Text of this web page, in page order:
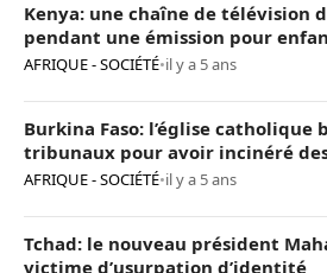
Kenya: une chaîne de télévision
pendant une émission pour
AFRIQUE - SOCIÉTÉ•il y a 5 ans
Burkina Faso: l’église
tribunaux pour avoir incinéré
AFRIQUE - SOCIÉTÉ•il y a 5 ans
Tchad: le nouveau président
victime d’usurpation d’identité